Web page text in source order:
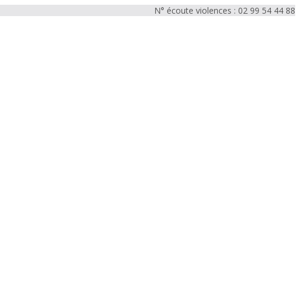
N° écoute violences : 02 99 54 44 88